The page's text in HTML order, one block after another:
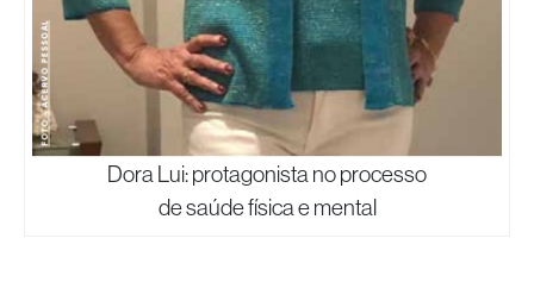
Dora Lui: protagonista no processo
de saúde física e mental